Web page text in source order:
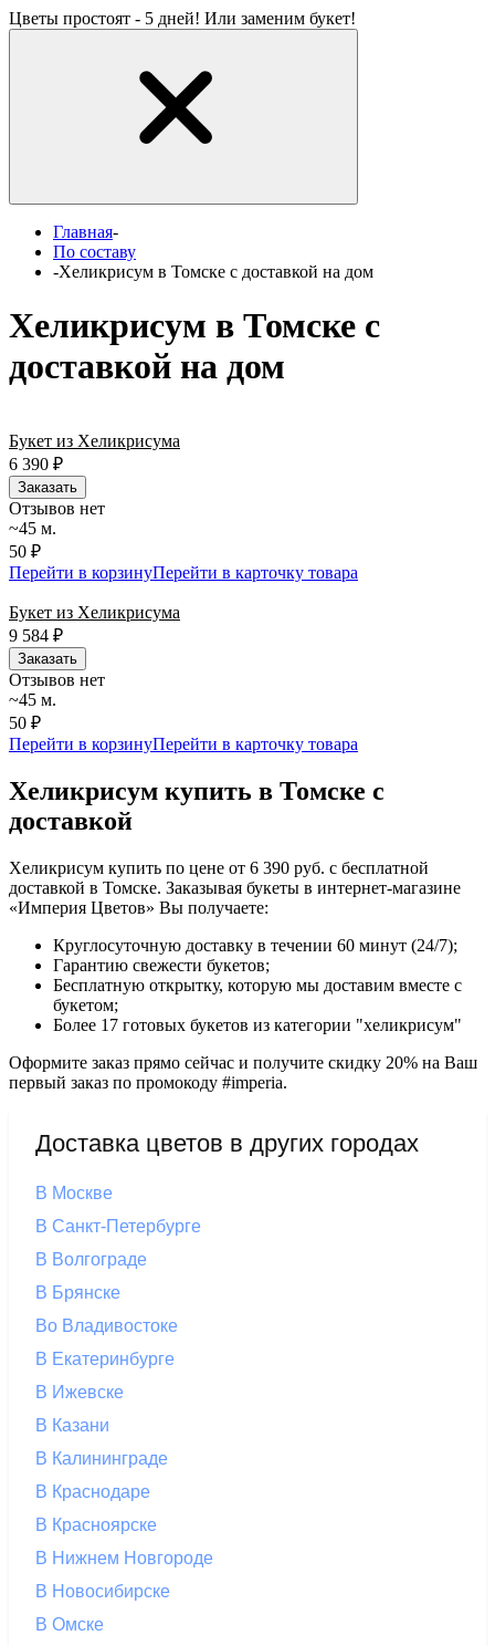
Цветы простоят - 5 дней! Или заменим букет!
Главная-
По составу
-Хеликрисум в Томске с доставкой на дом
Хеликрисум в Томске с
доставкой на дом
Букет из Хеликрисума
6 390 ₽
Заказать
Отзывов нет
~45 м.
50 ₽
Перейти в корзинуПерейти в карточку товара
Букет из Хеликрисума
9 584 ₽
Заказать
Отзывов нет
~45 м.
50 ₽
Перейти в корзинуПерейти в карточку товара
Хеликрисум купить в Томске с
доставкой
Хеликрисум купить по цене от 6 390 руб. с бесплатной
доставкой в Томске. Заказывая букеты в интернет-магазине
«Империя Цветов» Вы получаете:
Круглосуточную доставку в течении 60 минут (24/7);
Гарантию свежести букетов;
Бесплатную открытку, которую мы доставим вместе с
букетом;
Более 17 готовых букетов из категории "хеликрисум"
Оформите заказ прямо сейчас и получите скидку 20% на Ваш
первый заказ по промокоду #imperia.
Доставка цветов в других городах
В Москве
В Санкт-Петербурге
В Волгограде
В Брянске
Во Владивостоке
В Екатеринбурге
В Ижевске
В Казани
В Калининграде
В Краснодаре
В Красноярске
В Нижнем Новгороде
В Новосибирске
В Омске